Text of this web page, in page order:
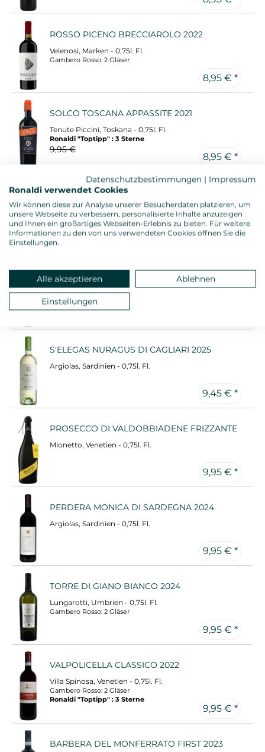
ROSSO PICENO BRECCIAROLO 2022
Velenosi, Marken - 0,75l. Fl.
Gambero Rosso: 2 Gläser
8,95 € *
SOLCO TOSCANA APPASSITE 2021
Tenute Piccini, Toskana - 0,75l. Fl.
Ronaldi "Toptipp" : 3 Sterne
9,95 €
8,95 € *
NERO D´AVOLA SICILIA 2022 (BIO)
Tenute Nicosia, Sizilien - 0,75l. Fl.
8,95 € *
NEGROAMARO MIRAGLIO BRINDISI 2020
Tenute Rubino, Apulien - 0,75l. Fl.
Gambero Rosso: 2 Gläser
S'ELEGAS NURAGUS DI CAGLIARI 2025
Argiolas, Sardinien - 0,75l. Fl.
9,45 € *
PROSECCO DI VALDOBBIADENE FRIZZANTE
Mionetto, Venetien - 0,75l. Fl.
9,95 € *
PERDERA MONICA DI SARDEGNA 2024
Argiolas, Sardinien - 0,75l. Fl.
9,95 € *
TORRE DI GIANO BIANCO 2024
Lungarotti, Umbrien - 0,75l. Fl.
Gambero Rosso: 2 Gläser
9,95 € *
VALPOLICELLA CLASSICO 2022
Villa Spinosa, Venetien - 0,75l. Fl.
Gambero Rosso: 2 Gläser
Ronaldi "Toptipp" : 3 Sterne
9,95 € *
BARBERA DEL MONFERRATO FIRST 2023
Datenschutzbestimmungen | Impressum
Ronaldi verwendet Cookies
Wir können diese zur Analyse unserer Besucherdaten platzieren, um
unsere Webseite zu verbessern, personalisierte Inhalte anzuzeigen
und Ihnen ein großartiges Webseiten-Erlebnis zu bieten. Für weitere
Informationen zu den von uns verwendeten Cookies öffnen Sie die
Einstellungen.
Alle akzeptieren Ablehnen
Einstellungen